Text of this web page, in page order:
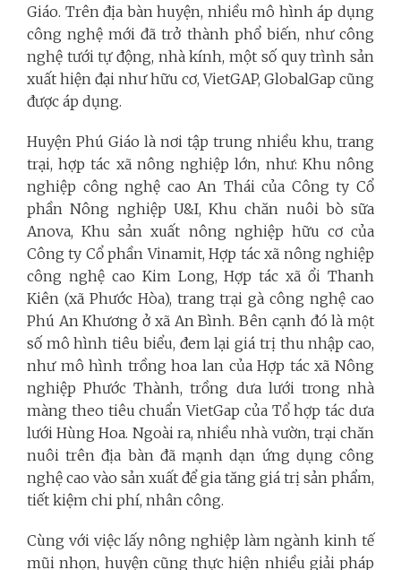
Giáo. Trên địa bàn huyện, nhiều mô hình áp dụng
công nghệ mới đã trở thành phổ biến, như công
nghệ tưới tự động, nhà kính, một số quy trình sản
xuất hiện đại như hữu cơ, VietGAP, GlobalGap cũng
được áp dụng.
Huyện Phú Giáo là nơi tập trung nhiều khu, trang
trại, hợp tác xã nông nghiệp lớn, như: Khu nông
nghiệp công nghệ cao An Thái của Công ty Cổ
phần Nông nghiệp U&I, Khu chăn nuôi bò sữa
Anova, Khu sản xuất nông nghiệp hữu cơ của
Công ty Cổ phần Vinamit, Hợp tác xã nông nghiệp
công nghệ cao Kim Long, Hợp tác xã ổi Thanh
Kiên (xã Phước Hòa), trang trại gà công nghệ cao
Phú An Khương ở xã An Bình. Bên cạnh đó là một
số mô hình tiêu biểu, đem lại giá trị thu nhập cao,
như mô hình trồng hoa lan của Hợp tác xã Nông
nghiệp Phước Thành, trồng dưa lưới trong nhà
màng theo tiêu chuẩn VietGap của Tổ hợp tác dưa
lưới Hùng Hoa. Ngoài ra, nhiều nhà vườn, trại chăn
nuôi trên địa bàn đã mạnh dạn ứng dụng công
nghệ cao vào sản xuất để gia tăng giá trị sản phẩm,
tiết kiệm chi phí, nhân công.
Cùng với việc lấy nông nghiệp làm ngành kinh tế
mũi nhọn, huyện cũng thực hiện nhiều giải pháp